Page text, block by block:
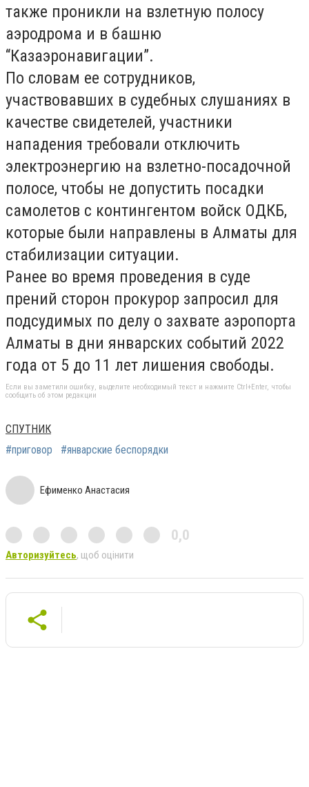
также проникли на взлетную полосу
аэродрома и в башню
“Казаэронавигации”.
По словам ее сотрудников,
участвовавших в судебных слушаниях в
качестве свидетелей, участники
нападения требовали отключить
электроэнергию на взлетно-посадочной
полосе, чтобы не допустить посадки
самолетов с контингентом войск ОДКБ,
которые были направлены в Алматы для
стабилизации ситуации.
Ранее во время проведения в суде
прений сторон прокурор запросил для
подсудимых по делу о захвате аэропорта
Алматы в дни январских событий 2022
года от 5 до 11 лет лишения свободы.
Если вы заметили ошибку, выделите необходимый текст и нажмите Ctrl+Enter, чтобы
сообщить об этом редакции
СПУТНИК
#приговор
#январские беспорядки
Ефименко Анастасия
0,0
Авторизуйтесь, щоб оцінити